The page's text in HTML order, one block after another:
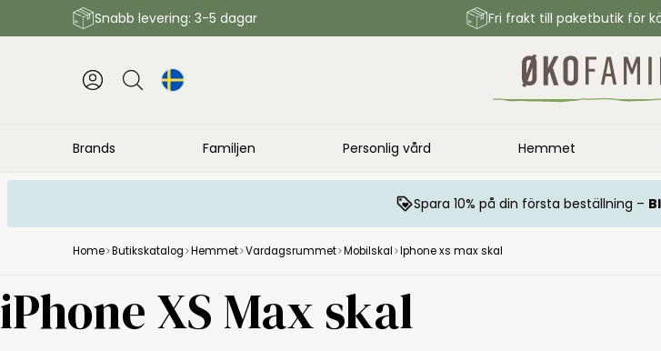
Snabb levering: 3-5 dagar Fri frakt till paketbutik för
Brands Familjen Personlig vård Hemmet
Spara 10% på din första beställning –
Home Butikskatalog Hemmet Vardagsrummet Mobilskal Iphone xs max skal
iPhone XS Max skal